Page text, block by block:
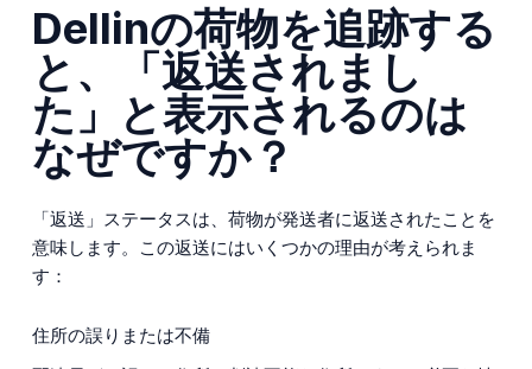
Dellinの荷物を追跡する
と、「返送されまし
た」と表示されるのは
なぜですか？
「返送」ステータスは、荷物が発送者に返送されたことを
意味します。この返送にはいくつかの理由が考えられま
す：
住所の誤りまたは不備